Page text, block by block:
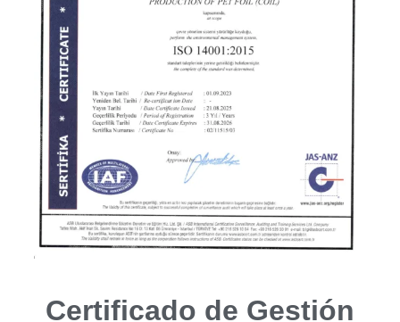
Certificado de Gestión